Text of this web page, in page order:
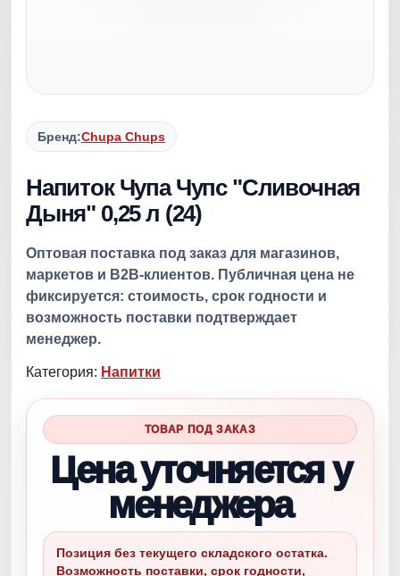
Бренд:Chupa Chups
Напиток Чупа Чупс "Сливочная
Дыня" 0,25 л (24)
Оптовая поставка под заказ для магазинов,
маркетов и B2B-клиентов. Публичная цена не
фиксируется: стоимость, срок годности и
возможность поставки подтверждает
менеджер.
Категория: Напитки
ТОВАР ПОД ЗАКАЗ
Цена уточняется у
менеджера
Позиция без текущего складского остатка.
Возможность поставки, срок годности,